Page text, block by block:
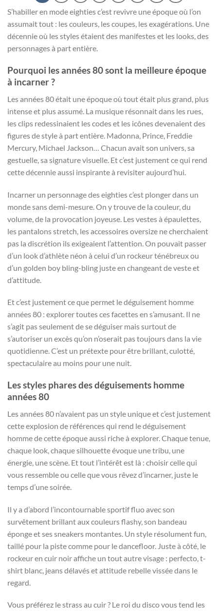
S’habiller en mode eighties c’est revivre une époque où l’on
assumait tout : les couleurs, les coupes, les exagérations. Une
décennie où les styles étaient des manifestes et les looks, des
personnages à part entière.
Pourquoi les années 80 sont la meilleure époque
à incarner ?
Les années 80 était une époque où tout était plus grand, plus
intense et plus assumé. La musique résonnait dans les rues,
les clips redessinaient les codes et les icônes devenaient des
figures de style à part entière. Madonna, Prince, Freddie
Mercury, Michael Jackson… Chacun avait son univers, sa
gestuelle, sa signature visuelle. Et c’est justement ce qui rend
cette décennie aussi inspirante à revisiter aujourd’hui.
Incarner un personnage des eighties c’est plonger dans un
monde sans demi-mesure. On y trouve de la couleur, du
volume, de la provocation joyeuse. Les vestes à épaulettes,
les pantalons stretch, les accessoires oversize ne cherchaient
pas la discrétion ils exigeaient l’attention. On pouvait passer
d’un look d’athlète néon à celui d’un rockeur ténébreux ou
d’un golden boy bling-bling juste en changeant de veste et
d’attitude.
Et c’est justement ce que permet le déguisement homme
années 80 : explorer toutes ces facettes en s’amusant. Il ne
s’agit pas seulement de se déguiser mais surtout de
s’autoriser un excès qu’on n’oserait pas toujours dans la vie
quotidienne. C’est un prétexte pour être brillant, culotté,
spectaculaire au moins pour une nuit.
Les styles phares des déguisements homme
années 80
Les années 80 n’avaient pas un style unique et c’est justement
cette explosion de références qui rend le déguisement
homme de cette époque aussi riche à explorer. Chaque tenue,
chaque look, chaque silhouette évoque une tribu, une
énergie, une scène. Et tout l’intérêt est là : choisir celle qui
vous ressemble ou celle que vous rêvez d’incarner, juste le
temps d’une soirée.
Il y a d’abord l’incontournable sportif fluo avec son
survêtement brillant aux couleurs flashy, son bandeau
éponge et ses sneakers montantes. Un style résolument fun,
taillé pour la piste comme pour le dancefloor. Juste à côté, le
rockeur en cuir noir affiche un tout autre visage : perfecto, t-
shirt blanc, jeans délavés et attitude rebelle vissée dans le
regard.
Vous préférez le strass au cuir ? Le roi du disco vous tend les